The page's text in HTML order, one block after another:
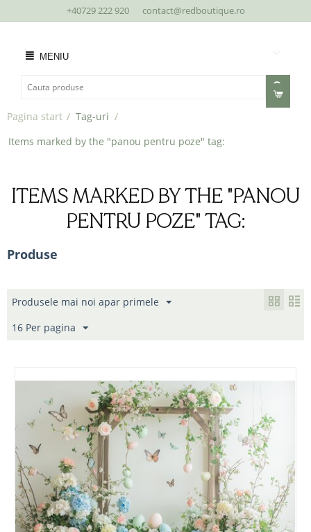
+40729 222 920 contact@redboutique.ro
MENIU
Pagina start / Tag-uri /
Items marked by the "panou pentru poze" tag:
ITEMS MARKED BY THE "PANOU
PENTRU POZE" TAG:
Produse
Produsele mai noi apar primele
16 Per pagina